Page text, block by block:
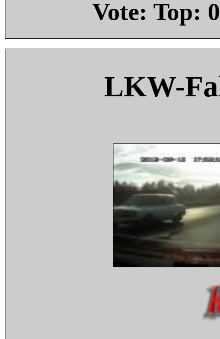
Vote: Top: 0
LKW-